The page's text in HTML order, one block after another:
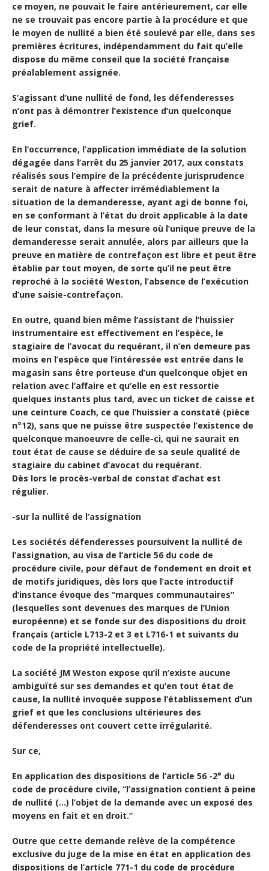
ce moyen, ne pouvait le faire antérieurement, car elle
ne se trouvait pas encore partie à la procédure et que
le moyen de nullité a bien été soulevé par elle, dans ses
premières écritures, indépendamment du fait qu’elle
dispose du même conseil que la société française
préalablement assignée.
S’agissant d’une nullité de fond, les défenderesses
n’ont pas à démontrer l’existence d’un quelconque
grief.
En l’occurrence, l’application immédiate de la solution
dégagée dans l’arrêt du 25 janvier 2017, aux constats
réalisés sous l’empire de la précédente jurisprudence
serait de nature à affecter irrémédiablement la
situation de la demanderesse, ayant agi de bonne foi,
en se conformant à l’état du droit applicable à la date
de leur constat, dans la mesure où l’unique preuve de la
demanderesse serait annulée, alors par ailleurs que la
preuve en matière de contrefaçon est libre et peut être
établie par tout moyen, de sorte qu’il ne peut être
reproché à la société Weston, l’absence de l’exécution
d’une saisie-contrefaçon.
En outre, quand bien même l’assistant de l’huissier
instrumentaire est effectivement en l’espèce, le
stagiaire de l’avocat du requérant, il n’en demeure pas
moins en l’espèce que l’intéressée est entrée dans le
magasin sans être porteuse d’un quelconque objet en
relation avec l’affaire et qu’elle en est ressortie
quelques instants plus tard, avec un ticket de caisse et
une ceinture Coach, ce que l’huissier a constaté (pièce
n°12), sans que ne puisse être suspectée l’existence de
quelconque manoeuvre de celle-ci, qui ne saurait en
tout état de cause se déduire de sa seule qualité de
stagiaire du cabinet d’avocat du requérant.
Dès lors le procès-verbal de constat d’achat est
régulier.
-sur la nullité de l’assignation
Les sociétés défenderesses poursuivent la nullité de
l’assignation, au visa de l’article 56 du code de
procédure civile, pour défaut de fondement en droit et
de motifs juridiques, dès lors que l’acte introductif
d’instance évoque des “marques communautaires”
(lesquelles sont devenues des marques de l’Union
européenne) et se fonde sur des dispositions du droit
français (article L713-2 et 3 et L716-1 et suivants du
code de la propriété intellectuelle).
La société JM Weston expose qu’il n’existe aucune
ambiguïté sur ses demandes et qu’en tout état de
cause, la nullité invoquée suppose l’établissement d’un
grief et que les conclusions ultérieures des
défenderesses ont couvert cette irrégularité.
Sur ce,
En application des dispositions de l’article 56 -2° du
code de procédure civile, “l’assignation contient à peine
de nullité (…) l’objet de la demande avec un exposé des
moyens en fait et en droit.”
Outre que cette demande relève de la compétence
exclusive du juge de la mise en état en application des
dispositions de l’article 771-1 du code de procédure